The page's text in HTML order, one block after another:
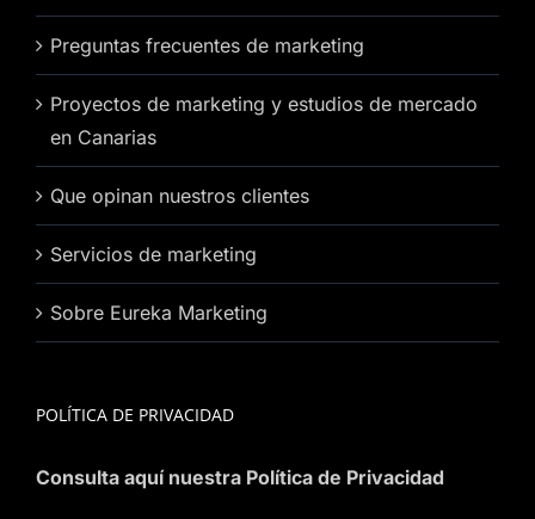
Preguntas frecuentes de marketing
Proyectos de marketing y estudios de mercado
en Canarias
Que opinan nuestros clientes
Servicios de marketing
Sobre Eureka Marketing
POLÍTICA DE PRIVACIDAD
Consulta aquí nuestra Política de Privacidad